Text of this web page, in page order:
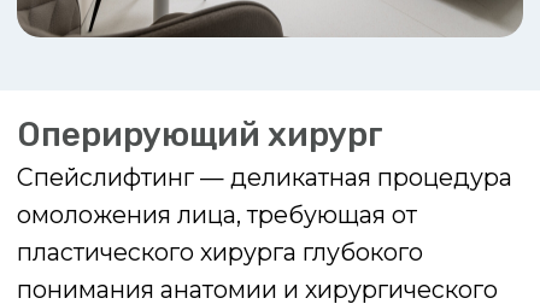
Показания к спейслифтингу